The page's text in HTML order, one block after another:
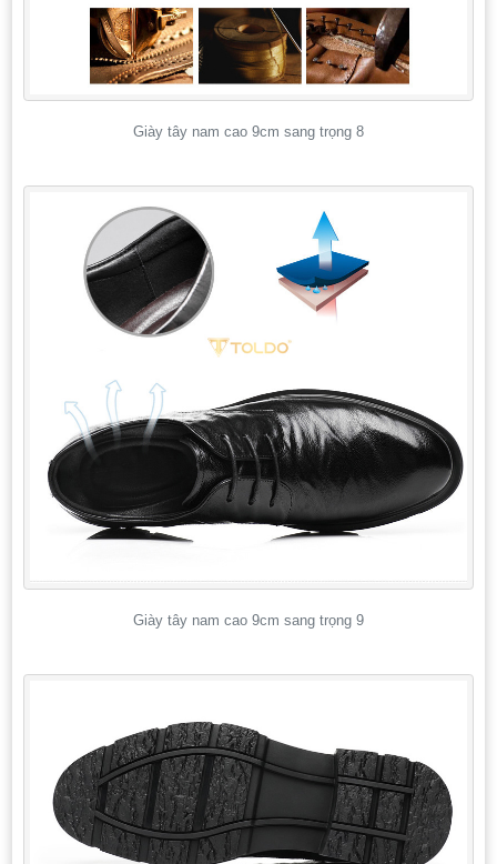
Giày tây nam cao 9cm sang trọng 8
Giày tây nam cao 9cm sang trọng 9